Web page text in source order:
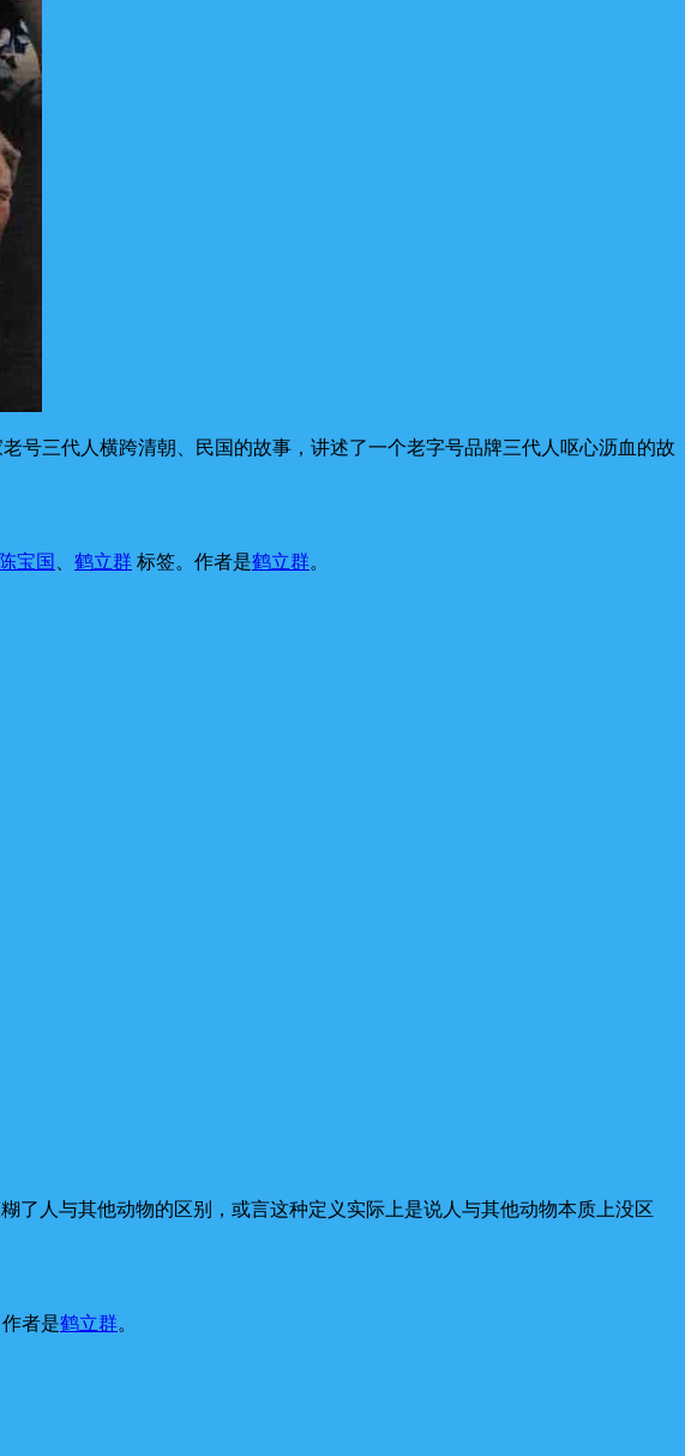
号三代人横跨清朝、民国的故事，讲述了一个老字号品牌三代人呕心沥血的故
陈宝国 鹤立群 标签。 作者是鹤立群。
了人与其他动物的区别，或言这种定义实际上是说人与其他动物本质上没区
作者是鹤立群。